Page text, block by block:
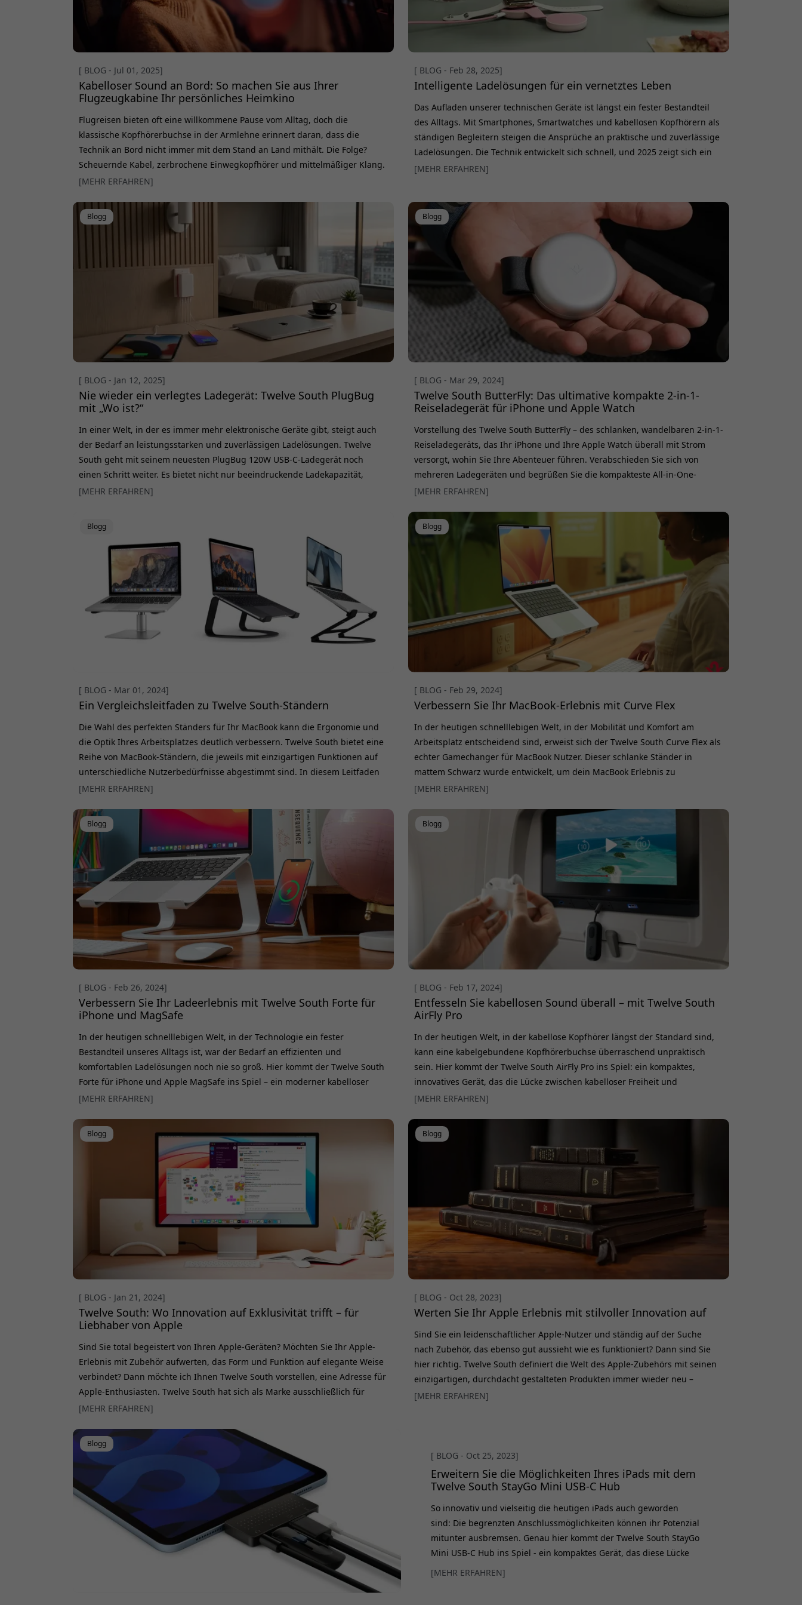
[ BLOG - Jul 01, 2025]
Kabelloser Sound an Bord: So machen Sie aus Ihrer
Flugzeugkabine Ihr persönliches Heimkino
Flugreisen bieten oft eine willkommene Pause vom Alltag, doch die
klassische Kopfhörerbuchse in der Armlehne erinnert daran, dass die
Technik an Bord nicht immer mit dem Stand an Land mithält. Die Folge?
Scheuernde Kabel, zerbrochene Einwegkopfhörer und mittelmäßiger Klang.
Mit einem kleinen Bluetooth-Adapter umgehen Sie diese Kompromisse und
Adapter nötig ist Viele Fluggesellschaften erlaube
[MEHR ERFAHREN]
[ BLOG - Feb 28, 2025]
Intelligente Ladelösungen für ein vernetztes Leben
Das Aufladen unserer technischen Geräte ist längst ein fester Bestandteil
des Alltags. Mit Smartphones, Smartwatches und kabellosen Kopfhörern als
ständigen Begleitern steigen die Ansprüche an praktische und zuverlässige
Ladelösungen. Die Technik entwickelt sich schnell, und 2025 zeigt sich ein
klarer Trend zu kompakten Lösungen, die Funktionalität und Eleganz
[MEHR ERFAHREN]
Blogg
[ BLOG - Jan 12, 2025]
Nie wieder ein verlegtes Ladegerät: Twelve South PlugBug
mit „Wo ist?“
In einer Welt, in der es immer mehr elektronische Geräte gibt, steigt auch
der Bedarf an leistungsstarken und zuverlässigen Ladelösungen. Twelve
South geht mit seinem neuesten PlugBug 120W USB-C-Ladegerät noch
einen Schritt weiter. Es bietet nicht nur beeindruckende Ladekapazität,
sondern auch integrierte Find-My-Technologie von Apple. Technik, die den
[MEHR ERFAHREN]
Blogg
[ BLOG - Mar 29, 2024]
Twelve South ButterFly: Das ultimative kompakte 2-in-1-
Reiseladegerät für iPhone und Apple Watch
Vorstellung des Twelve South ButterFly – des schlanken, wandelbaren 2-in-1-
Reiseladegeräts, das Ihr iPhone und Ihre Apple Watch überall mit Strom
versorgt, wohin Sie Ihre Abenteuer führen. Verabschieden Sie sich von
mehreren Ladegeräten und begrüßen Sie die kompakteste All-in-One-
Ladelösung. Geniales Faltkonzept Der ButterFly zeigt durchdachtes Design
AirPods Pro Case &n
[MEHR ERFAHREN]
Blogg
[ BLOG - Mar 01, 2024]
Ein Vergleichsleitfaden zu Twelve South-Ständern
Die Wahl des perfekten Ständers für Ihr MacBook kann die Ergonomie und
die Optik Ihres Arbeitsplatzes deutlich verbessern. Twelve South bietet eine
Reihe von MacBook-Ständern, die jeweils mit einzigartigen Funktionen auf
unterschiedliche Nutzerbedürfnisse abgestimmt sind. In diesem Leitfaden
vergleichen wir drei beliebte Modelle, HiRise, Curve und Curve Flex, damit
Twelve South HiRise für
[MEHR ERFAHREN]
Blogg
[ BLOG - Feb 29, 2024]
Verbessern Sie Ihr MacBook-Erlebnis mit Curve Flex
In der heutigen schnelllebigen Welt, in der Mobilität und Komfort am
Arbeitsplatz entscheidend sind, erweist sich der Twelve South Curve Flex als
echter Gamechanger für MacBook Nutzer. Dieser schlanke Ständer in
mattem Schwarz wurde entwickelt, um dein MacBook Erlebnis zu
verbessern. Er bietet anpassbare Höhen- und Winkeleinstellungen und
Bedürfnissen passt. Beim Curve Flex geht es nicht nur um Optik, sondern
um Funktio
[MEHR ERFAHREN]
Blogg
[ BLOG - Feb 26, 2024]
Verbessern Sie Ihr Ladeerlebnis mit Twelve South Forte für
iPhone und MagSafe
In der heutigen schnelllebigen Welt, in der Technologie ein fester
Bestandteil unseres Alltags ist, war der Bedarf an effizienten und
komfortablen Ladelösungen noch nie so groß. Hier kommt der Twelve South
Forte für iPhone und Apple MagSafe ins Spiel – ein moderner kabelloser
Ladeständer, der Ihre Laderoutine und die Nutzung Ihrer Geräte nahtlos
und das Apple MagSafe Ladegerät entwickelt und überzeugt mit elegantem
Desig
[MEHR ERFAHREN]
Blogg
[ BLOG - Feb 17, 2024]
Entfesseln Sie kabellosen Sound überall – mit Twelve South
AirFly Pro
In der heutigen Welt, in der kabellose Kopfhörer längst der Standard sind,
kann eine kabelgebundene Kopfhörerbuchse überraschend unpraktisch
sein. Hier kommt der Twelve South AirFly Pro ins Spiel: ein kompaktes,
innovatives Gerät, das die Lücke zwischen kabelloser Freiheit und
kabelgebundenen Einschränkungen schließt. Es verwandelt jede
können Sie Ihre kabellosen Kopfhörer
[MEHR ERFAHREN]
Blogg
[ BLOG - Jan 21, 2024]
Twelve South: Wo Innovation auf Exklusivität trifft – für
Liebhaber von Apple
Sind Sie total begeistert von Ihren Apple-Geräten? Möchten Sie Ihr Apple-
Erlebnis mit Zubehör aufwerten, das Form und Funktion auf elegante Weise
verbindet? Dann möchte ich Ihnen Twelve South vorstellen, eine Adresse für
Apple-Enthusiasten. Twelve South hat sich als Marke ausschließlich für
Apple einen Namen gemacht, mit Zubehör, das wegen seiner Innovation
Tauchen wir ein in die Gesc
[MEHR ERFAHREN]
Blogg
[ BLOG - Oct 28, 2023]
Werten Sie Ihr Apple Erlebnis mit stilvoller Innovation auf
Sind Sie ein leidenschaftlicher Apple-Nutzer und ständig auf der Suche
nach Zubehör, das ebenso gut aussieht wie es funktioniert? Dann sind Sie
hier richtig. Twelve South definiert die Welt des Apple-Zubehörs mit seinen
einzigartigen, durchdacht gestalteten Produkten immer wieder neu –
Kreationen, die Innovation und Stil verbinden. Bei diesem Unternehmen
[MEHR ERFAHREN]
Blogg
[ BLOG - Oct 25, 2023]
Erweitern Sie die Möglichkeiten Ihres iPads mit dem
Twelve South StayGo Mini USB-C Hub
So innovativ und vielseitig die heutigen iPads auch geworden
sind: Die begrenzten Anschlussmöglichkeiten können ihr Potenzial
mitunter ausbremsen. Genau hier kommt der Twelve South StayGo
Mini USB-C Hub ins Spiel - ein kompaktes Gerät, das diese Lücke
schließt und die Stärken deines iPads noch besser zur Geltung
[MEHR ERFAHREN]